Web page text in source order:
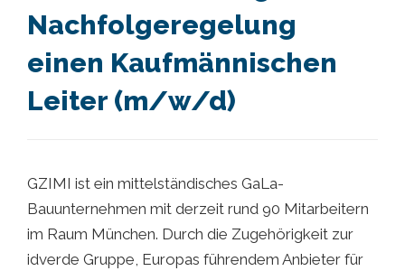
Nachfolgeregelung
einen Kaufmännischen
Leiter (m/w/d)
GZIMI ist ein mittelständisches GaLa-
Bauunternehmen mit derzeit rund 90 Mitarbeitern
im Raum München. Durch die Zugehörigkeit zur
idverde Gruppe, Europas führendem Anbieter für